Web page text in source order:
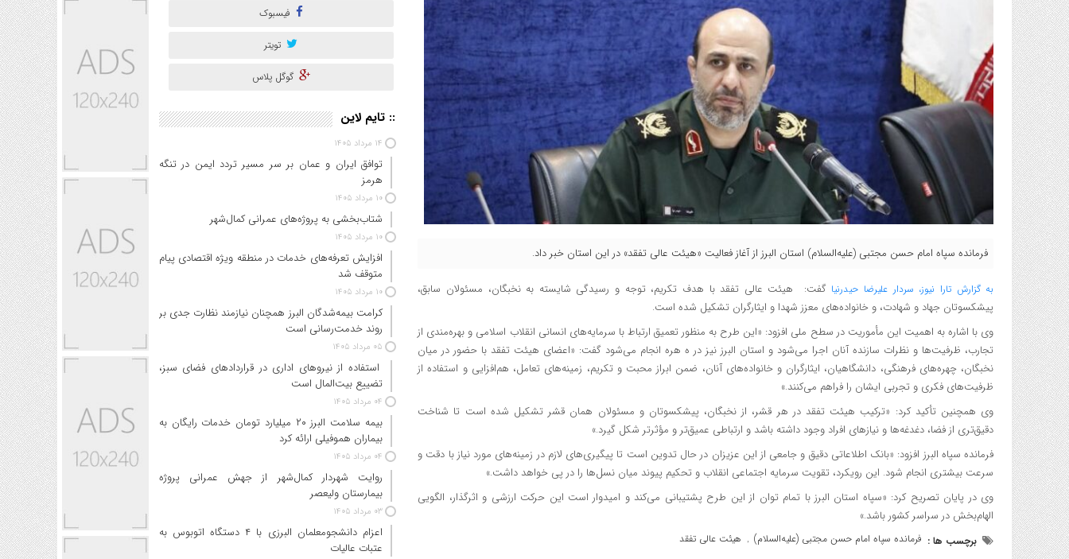
فرمانده سپاه امام حسن مجتبی (علیه‌السلام) استان البرز از آغاز فعالیت «هیئت عالی تفقد» در این استان خبر داد.
به گزارش تارا نیوز، سردار علیرضا حیدرنیا گفت: هیئت عالی تفقد با هدف تکریم، توجه و رسیدگی شایسته به نخبگان، مسئولان سابق،
پیشکسوتان جهاد و شهادت، و خانواده‌های معزز شهدا و ایثارگران تشکیل شده است.
وی با اشاره به اهمیت این مأموریت در سطح ملی افزود: «این طرح به منظور تعمیق ارتباط با سرمایه‌های انسانی انقلاب اسلامی و بهره‌مندی از
تجارب، ظرفیت‌ها و نظرات سازنده آنان اجرا می‌شود و استان البرز نیز در ه هره انجام می‌شود گفت: «اعضای هیئت تفقد با حضور در میان
نخبگان، چهره‌های فرهنگی، دانشگاهیان، ایثارگران و خانواده‌های آنان، ضمن ابراز محبت و تکریم، زمینه‌های تعامل، هم‌افزایی و استفاده از
ظرفیت‌های فکری و تجربی ایشان را فراهم می‌کنند.»
وی همچنین تأکید کرد: «ترکیب هیئت تفقد در هر قشر، از نخبگان، پیشکسوتان و مسئولان همان قشر تشکیل شده است تا شناخت
دقیق‌تری از فضا، دغدغه‌ها و نیازهای افراد وجود داشته باشد و ارتباطی عمیق‌تر و مؤثرتر شکل گیرد.»
فرمانده سپاه البرز افزود: «بانک اطلاعاتی دقیق و جامعی از این عزیزان در حال تدوین است تا پیگیری‌های لازم در زمینه‌های مورد نیاز با دقت و
سرعت بیشتری انجام شود. این رویکرد، تقویت سرمایه اجتماعی انقلاب و تحکیم پیوند میان نسل‌ها را در پی خواهد داشت.»
وی در پایان تصریح کرد: «سپاه استان البرز با تمام توان از این طرح پشتیبانی می‌کند و امیدوار است این حرکت ارزشی و اثرگذار، الگویی
الهام‌بخش در سراسر کشور باشد.»
برچسب ها : فرمانده سپاه امام حسن مجتبی (علیه‌السلام) , هیئت عالی تفقد
فیسبوک
تویتر
گوگل پلاس
:: تایم لاین
۱۴ مرداد ۱۴۰۵
توافق ایران و عمان بر سر مسیر تردد ایمن در تنگه
هرمز
۱۰ مرداد ۱۴۰۵
شتاب‌بخشی به پروژه‌های عمرانی کمال‌شهر
۱۰ مرداد ۱۴۰۵
افزایش تعرفه‌های خدمات در منطقه ویژه اقتصادی پیام
متوقف شد
۱۰ مرداد ۱۴۰۵
کرامت بیمه‌شدگان البرز همچنان نیازمند نظارت جدی بر
روند خدمت‌رسانی است
۰۵ مرداد ۱۴۰۵
استفاده از نیروهای اداری در قراردادهای فضای سبز،
تضییع بیت‌المال است
۰۴ مرداد ۱۴۰۵
بیمه سلامت البرز ۲۰ میلیارد تومان خدمات رایگان به
بیماران هموفیلی ارائه کرد
۰۴ مرداد ۱۴۰۵
روایت شهردار کمال‌شهر از جهش عمرانی پروژه
بیمارستان ولیعصر
۰۳ مرداد ۱۴۰۵
اعزام دانشجو‌معلمان البرزی با ۴ دستگاه اتوبوس به
عتبات عالیات